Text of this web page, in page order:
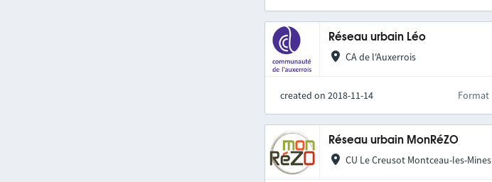
Réseau urbain Léo
CA de l'Auxerrois
created on 2018-11-14 Format
Réseau urbain MonRéZO
CU Le Creusot Montceau-les-Mines